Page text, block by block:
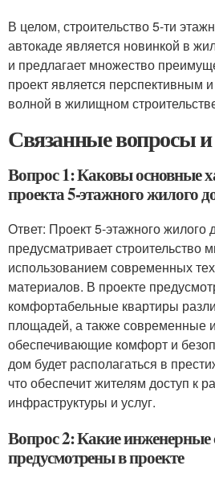
В целом, строительство 5-ти
автокаде является новинкой в
и предлагает множество
проект является перспективным
волной в жилищном
Связанные вопросы
Вопрос 1: Каковы основные
проекта 5-этажного жилого
Ответ: Проект 5-этажного жилого
предусматривает строительство
использованием современных
материалов. В проекте
комфортабельные квартиры
площадей, а также современные
обеспечивающие комфорт и
дом будет располагаться в
что обеспечит жителям доступ к
инфраструктуры и услуг.
Вопрос 2: Какие инженерные
предусмотрены в проекте